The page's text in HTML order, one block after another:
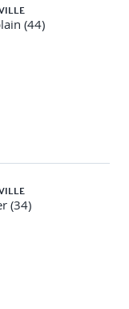
ou industriel
ou trinôme
(44)
(34)